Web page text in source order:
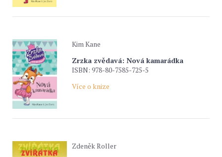
Kim Kane
Zrzka zvědavá: Nová kamarádka
ISBN: 978-80-7585-725-5
Více o knize
Zdeněk Roller